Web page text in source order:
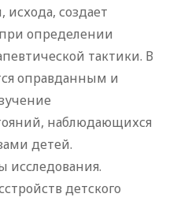
создает
определении
тактики. В
оправданным и
наблюдающихся
детей.
исследования.
детского